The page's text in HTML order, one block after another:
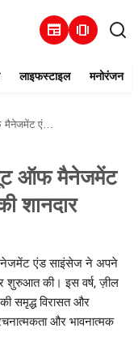
newspaper amp_stories
लाइफस्टाइल मनोरंजन
की शानदार शुरुआत
ऑफ मैनेजमेंट
शानदार
मैनेजमेंट एंड साइंसेज ने अपने
शुरुआत की। इस वर्ष, ज़ील
समृद्ध विरासत और
और भावनात्मक